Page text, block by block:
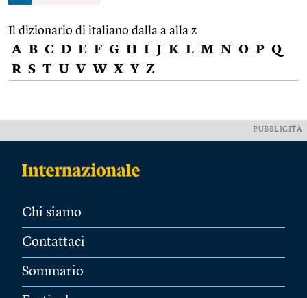
Il dizionario di italiano dalla a alla z
A B C D E F G H I J K L M N O P Q
R S T U V W X Y Z
PUBBLICITÀ
Chi siamo
Contattaci
Sommario